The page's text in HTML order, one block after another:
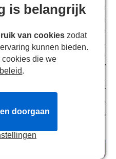
De wees Marie, een
als baby gevonden op een
en opgevoed door de
Haar adoptievader,
toe te trouwen binnen
geliefde, de Tiroolse boer
om bij haar te kunnen zijn.
geliefden komt in gevaar
met de markiezin de
geheim over Marie's
vrolijke melodieën en
verhaal over
is belangrijk
van cookies zodat
kunnen bieden.
cookies die we
.
doorgaan